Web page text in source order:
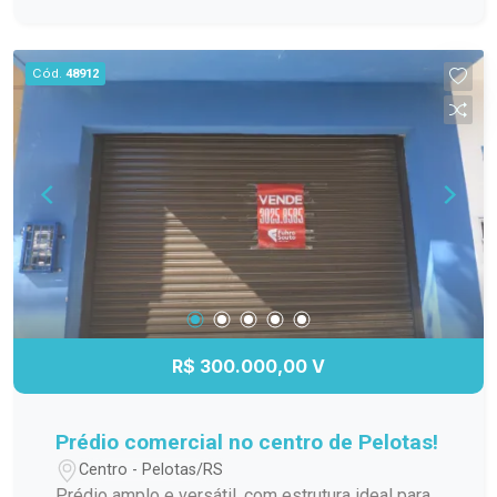
receber atletas, alunos, famílias e público em
geral, com grande potencial para exploração
eventos esportivos, campeonatos e gastronomia.
Excelente localização na Zona Norte. Uma
oportunidade diferenciada para quem busca
investir em um negócio esportivo completo e
com grande potencial de crescimento!
Cód. 48912
R$ 300.000,00 V
Prédio comercial no centro de Pelotas!
Centro - Pelotas/RS